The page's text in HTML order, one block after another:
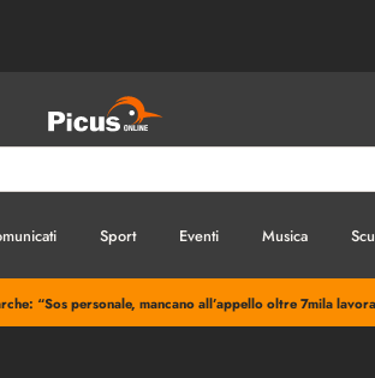
Sport Eventi Musica
“Sos personale, mancano all’appello oltre 7mila